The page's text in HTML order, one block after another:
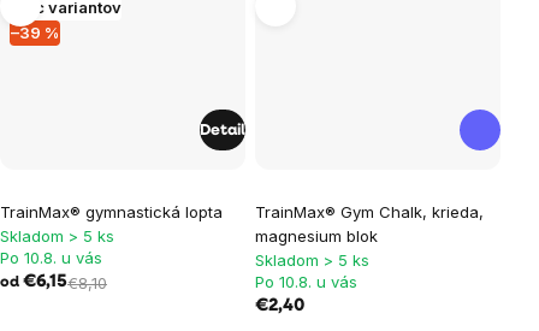
–39 %
Viac variantov
TrainMax® gymnastická lopta
hodnotenie
produktu
je
Skladom > 5 ks
Po 10.8. u vás
od €6,15€8,10
Detail
TrainMax® Gym Chalk, krieda,
magnesium blok
Skladom > 5 ks
Po 10.8. u vás
€2,40